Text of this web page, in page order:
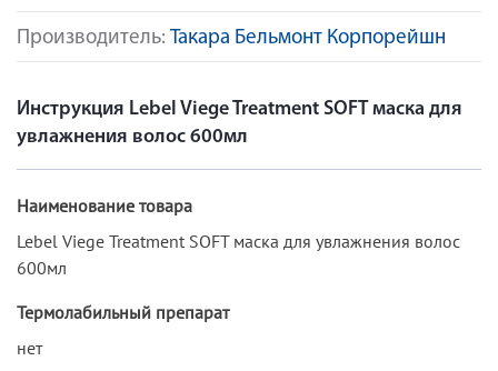
Производитель: Такара Бельмонт Корпорейшн
Инструкция Lebel Viege Treatment SOFT маска для
увлажнения волос 600мл
Наименование товара
Lebel Viege Treatment SOFT маска для увлажнения волос
600мл
Термолабильный препарат
нет